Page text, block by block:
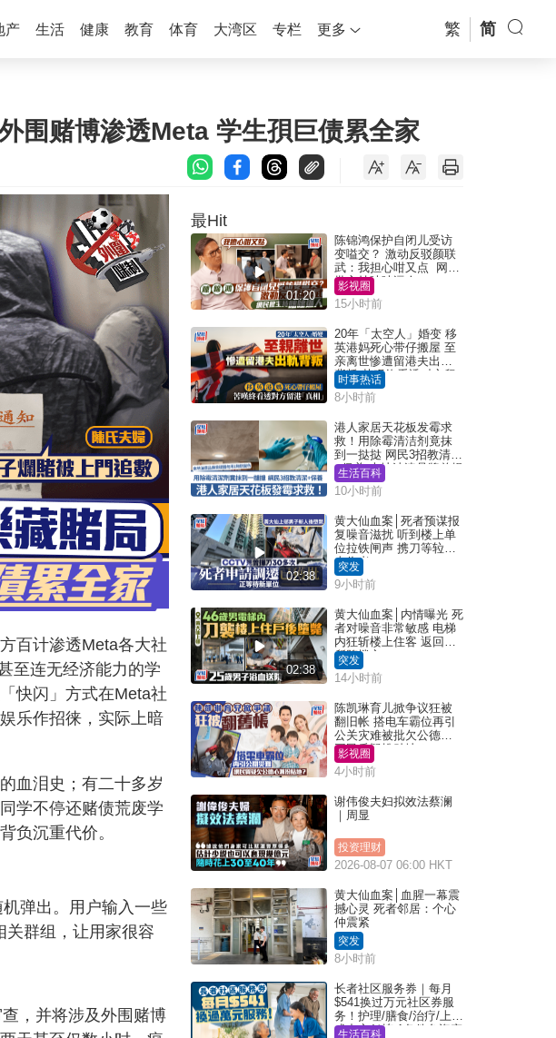
产 生活 健康 教育 体育 大湾区 专栏 更多 繁 简
围赌博渗透Meta 学生孭巨债累全家
百计渗透Meta各大社
至连无经济能力的学
快闪」方式在Meta社
乐作招徕，实际上暗
血泪史；有二十多岁
学不停还赌债荒废学
负沉重代价。
弹出。用户输入一些
关群组，让用家很容
，并将涉及外围赌博
最Hit
01:20
陈锦鸿保护自闭儿受访
变嗌交？ 激动反驳颜联
武：我担心咁又点 网民
批主持咄咄逼人
影视圈
15小时前
20年「太空人」婚变 移
英港妈死心带仔搬屋 至
亲离世惨遭留港夫出轨
背叛 苦叹终看透对方留
港「真相」｜Juicy叮
时事热话
8小时前
港人家居天花板发霉求
救！用除霉清洁剂竟抹
到一挞挞 网民3招教清洁
+保养 本地油漆品牌曾提
醒勿用1物防变色
生活百科
10小时前
02:38
黄大仙血案│死者预谋报
复噪音滋扰 听到楼上单
位拉铁闸声 携刀等䢂伏
击伤者
突发
9小时前
02:38
黄大仙血案│内情曝光 死
者对噪音非常敏感 电梯
内狂斩楼上住客 返回住
所堕楼亡
突发
14小时前
陈凯琳育儿掀争议狂被
翻旧帐 搭电车霸位再引
公关灾难被批欠公德心
网民质疑扮贴地？
影视圈
4小时前
谢伟俊夫妇拟效法蔡澜
｜周显
投资理财
2026-08-07 06:00 HKT
黄大仙血案│血腥一幕震
撼心灵 死者邻居：个心
仲震紧
突发
8小时前
长者社区服务券｜每月
$541换过万元社区券服
务！护理/膳食/治疗/上门
或中心任拣 1条件免资产
生活百科